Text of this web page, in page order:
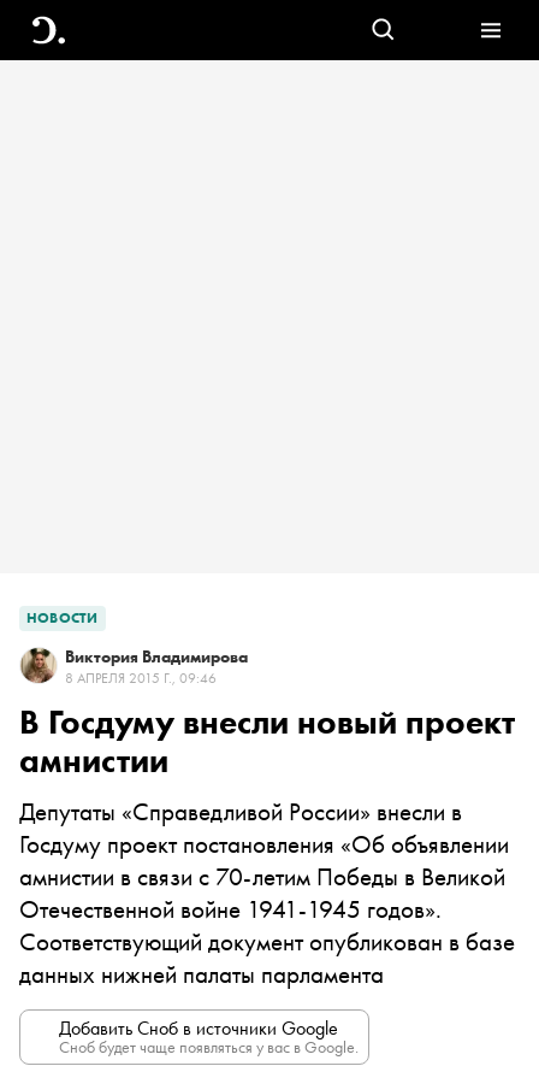
НОВОСТИ
Виктория Владимирова
8 АПРЕЛЯ 2015 Г., 09:46
В Госдуму внесли новый проект
амнистии
Депутаты «Справедливой России» внесли в
Госдуму проект постановления «Об объявлении
амнистии в связи с 70-летим Победы в Великой
Отечественной войне 1941-1945 годов».
Соответствующий документ опубликован в базе
данных нижней палаты парламента
Добавить Сноб в источники Google
Сноб будет чаще появляться у вас в Google.